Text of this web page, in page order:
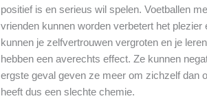
positief is en serieus wil spelen. Voetballen
vrienden kunnen worden verbetert het
kunnen je zelfvertrouwen vergroten en je
hebben een averechts effect. Ze kunnen
ergste geval geven ze meer om zichzelf dan
heeft dus een slechte chemie.